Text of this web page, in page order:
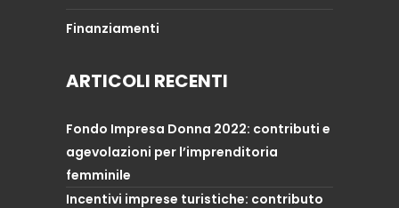
Finanziamenti
ARTICOLI RECENTI
Fondo Impresa Donna 2022: contributi e
agevolazioni per l’imprenditoria
femminile
Incentivi imprese turistiche: contributo